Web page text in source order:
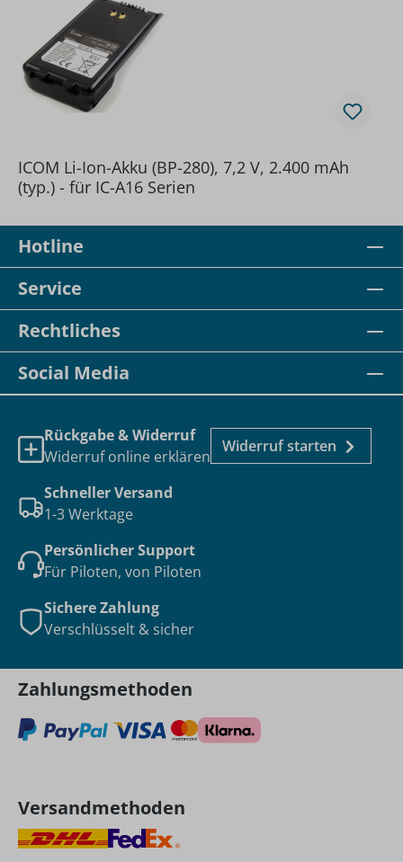
ICOM Li-Ion-Akku (BP-280), 7,2 V, 2.400 mAh
(typ.) - für IC-A16 Serien
Hotline
Service
Rechtliches
Social Media
Rückgabe & Widerruf
Widerruf online erklären
Widerruf starten
Schneller Versand
1-3 Werktage
Persönlicher Support
Für Piloten, von Piloten
Sichere Zahlung
Verschlüsselt & sicher
Zahlungsmethoden
Versandmethoden